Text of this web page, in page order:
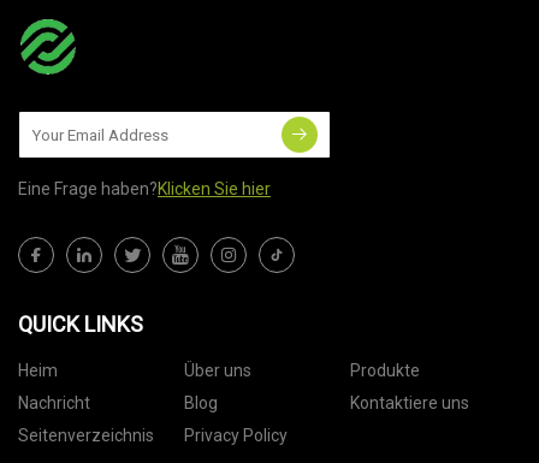
Eine Frage haben?Klicken Sie hier
QUICK LINKS
Heim Über uns
Produkte
Nachricht
Blog
Kontaktiere uns
Seitenverzeichnis
Privacy Policy